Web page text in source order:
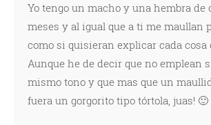
Yo tengo un macho y una hembra de
meses y al igual que a ti me maullan
como si quisieran explicar cada cosa
Aunque he de decir que no emplean
mismo tono y que mas que un
fuera un gorgorito tipo tórtola, juas! 🙂